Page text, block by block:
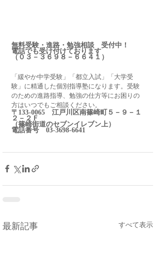
無料受験・進路・勉強相談　受付中！
電話でも受け付けております
（０３－３６９８－６６４１）
「緩やか中学受験」「都立入試」「大学受
験」に精通した個別指導塾になります。受験
のための進路指導、勉強の仕方等にお困りの
方はいつでもご相談ください。
〒133-0065　江戸川区南篠崎町５－９－１
２－２Ｆ
（篠崎街道のセブンイレブン上）
電話番号　03-3698-6641
最新記事 すべて表示